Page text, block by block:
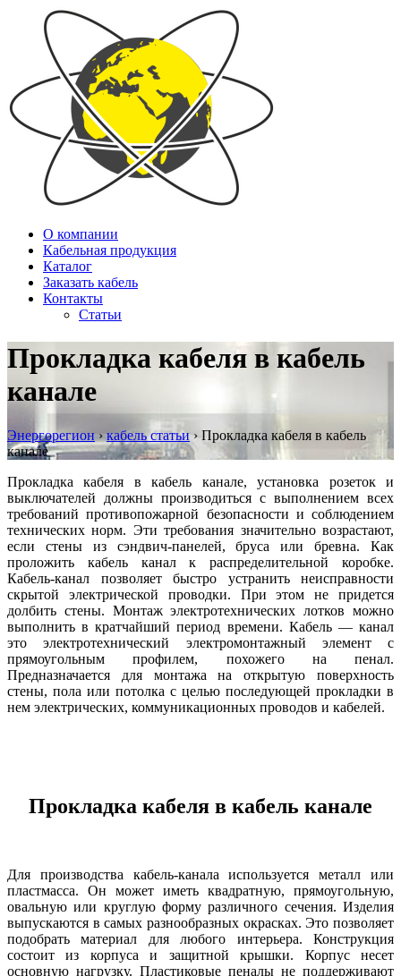
О компании
Кабельная продукция
Каталог
Заказать кабель
Контакты
Статьи
Прокладка кабеля в кабель
канале
Энергорегион › кабель статьи › Прокладка кабеля в кабель
канале
Прокладка кабеля в кабель канале, установка розеток и
выключателей должны производиться с выполнением всех
требований противопожарной безопасности и соблюдением
технических норм. Эти требования значительно возрастают,
если стены из сэндвич-панелей, бруса или бревна. Как
проложить кабель канал к распределительной коробке.
Кабель-канал позволяет быстро устранить неисправности
скрытой электрической проводки. При этом не придется
долбить стены. Монтаж электротехнических лотков можно
выполнить в кратчайший период времени. Кабель — канал
это электротехнический электромонтажный элемент с
прямоугольным профилем, похожего на пенал.
Предназначается для монтажа на открытую поверхность
стены, пола или потолка с целью последующей прокладки в
нем электрических, коммуникационных проводов и кабелей.
Прокладка кабеля в кабель канале
Для производства кабель-канала используется металл или
пластмасса. Он может иметь квадратную, прямоугольную,
овальную или круглую форму различного сечения. Изделия
выпускаются в самых разнообразных окрасках. Это позволяет
подобрать материал для любого интерьера. Конструкция
состоит из корпуса и защитной крышки. Корпус несет
основную нагрузку. Пластиковые пеналы не поддерживают